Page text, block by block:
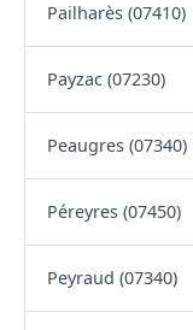
Pailharès (07410)
Payzac (07230)
Peaugres (07340)
Péreyres (07450)
Peyraud (07340)